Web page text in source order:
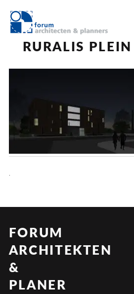
RURALIS
.
FORUM
ARCHITEKTEN
&
PLANER